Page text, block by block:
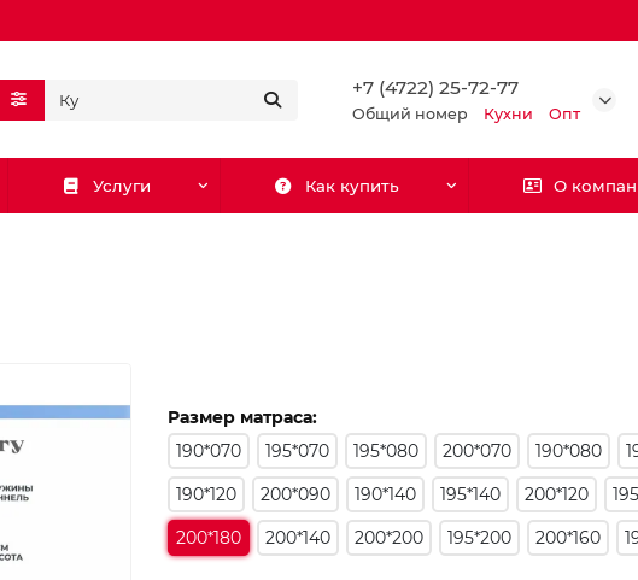
+7 (4722) 25-72-77
Общий номер Кухни Опт
Услуги Как купить О
Размер матраса:
190*070
195*070 195*080 200*070 190*080
190*120
200*090 190*140 195*140 200*120
200*180
200*140 200*200 195*200 200*160